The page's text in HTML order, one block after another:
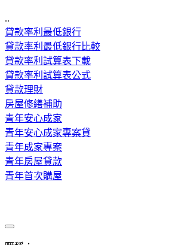
..
貸款率利最低銀行
貸款率利最低銀行比較
貸款率利試算表下載
貸款率利試算表公式
貸款理財
房屋修繕補助
青年安心成家
青年安心成家專案貸
青年成家專案
青年房屋貸款
青年首次購屋